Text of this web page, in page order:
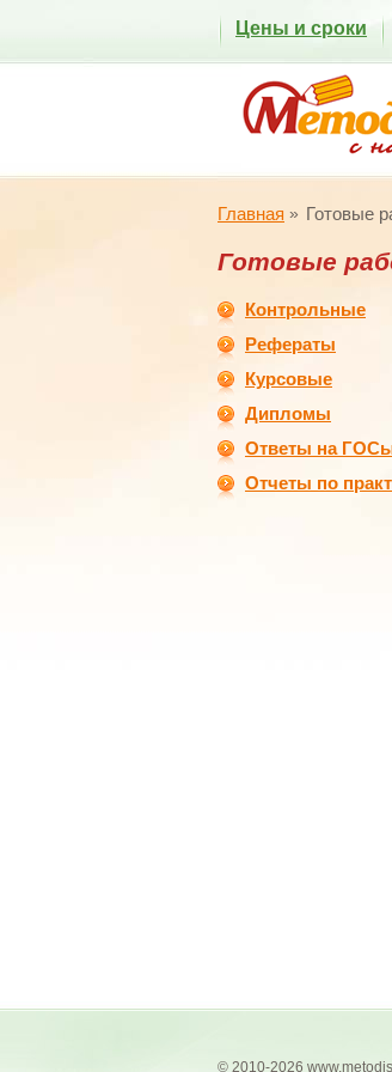
Цены и сроки
Главная Готовые
Готовые
Контрольные
Рефераты
Курсовые
Дипломы
Ответы на
Отчеты по
© 2010-2026